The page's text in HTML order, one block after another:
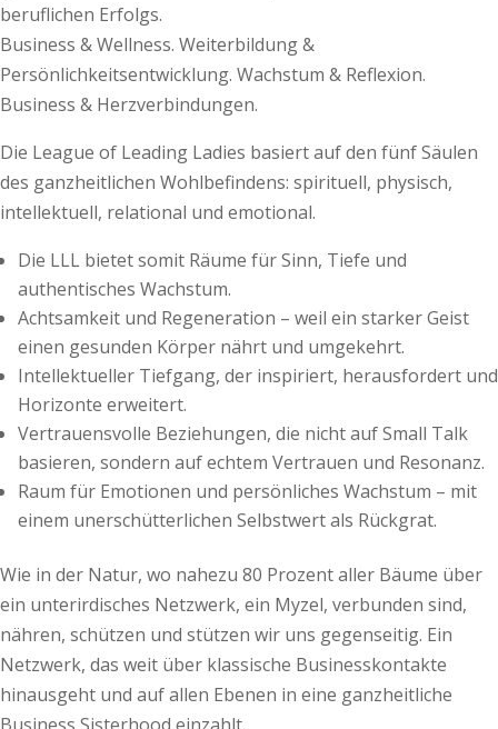
beruflichen Erfolgs.
Business & Wellness. Weiterbildung &
Persönlichkeitsentwicklung. Wachstum & Reflexion.
Business & Herzverbindungen.
Die League of Leading Ladies basiert auf den fünf Säulen
des ganzheitlichen Wohlbefindens: spirituell, physisch,
intellektuell, relational und emotional.
Die LLL bietet somit Räume für Sinn, Tiefe und
authentisches Wachstum.
Achtsamkeit und Regeneration – weil ein starker Geist
einen gesunden Körper nährt und umgekehrt.
Intellektueller Tiefgang, der inspiriert, herausfordert und
Horizonte erweitert.
Vertrauensvolle Beziehungen, die nicht auf Small Talk
basieren, sondern auf echtem Vertrauen und Resonanz.
Raum für Emotionen und persönliches Wachstum – mit
einem unerschütterlichen Selbstwert als Rückgrat.
Wie in der Natur, wo nahezu 80 Prozent aller Bäume über
ein unterirdisches Netzwerk, ein Myzel, verbunden sind,
nähren, schützen und stützen wir uns gegenseitig. Ein
Netzwerk, das weit über klassische Businesskontakte
hinausgeht und auf allen Ebenen in eine ganzheitliche